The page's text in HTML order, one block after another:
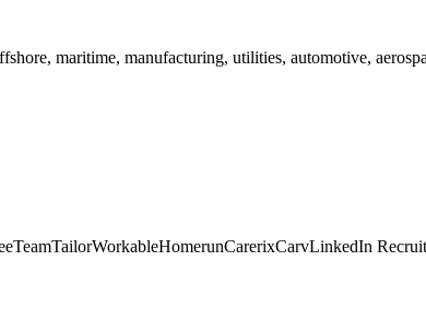
maritime, manufacturing, utilities, automotive,
TeamTailorWorkableHomerunCarerixCarvLinkedIn